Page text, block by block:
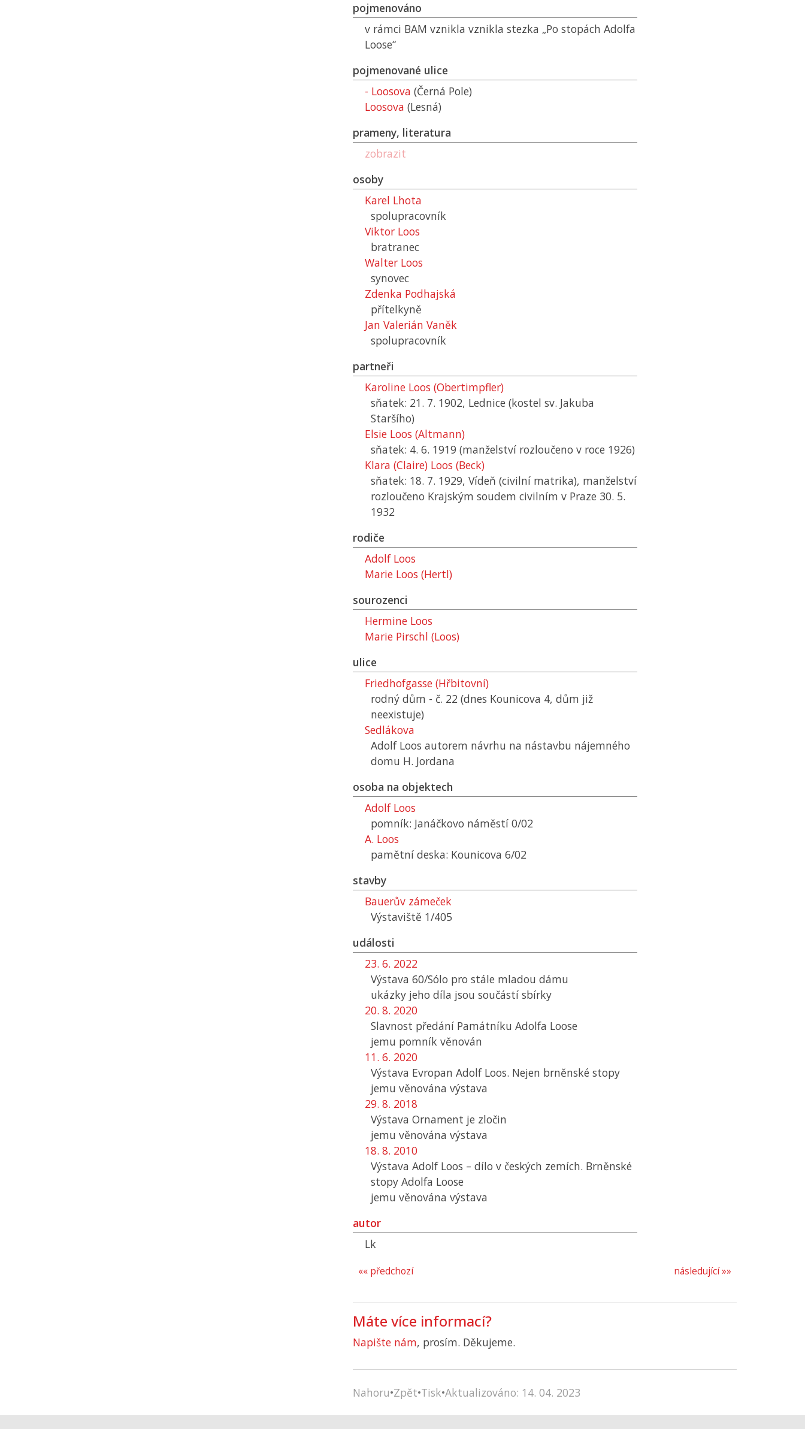
pojmenováno
v rámci BAM vznikla vznikla stezka „Po stopách Adolfa
Loose“
pojmenované ulice
- Loosova (Černá Pole)
Loosova (Lesná)
prameny, literatura
zobrazit
osoby
Karel Lhota
spolupracovník
Viktor Loos
bratranec
Walter Loos
synovec
Zdenka Podhajská
přítelkyně
Jan Valerián Vaněk
spolupracovník
partneři
Karoline Loos (Obertimpfler)
sňatek: 21. 7. 1902, Lednice (kostel sv. Jakuba
Staršího)
Elsie Loos (Altmann)
sňatek: 4. 6. 1919 (manželství rozloučeno v roce 1926)
Klara (Claire) Loos (Beck)
sňatek: 18. 7. 1929, Vídeň (civilní matrika), manželství
rozloučeno Krajským soudem civilním v Praze 30. 5.
1932
rodiče
Adolf Loos
Marie Loos (Hertl)
sourozenci
Hermine Loos
Marie Pirschl (Loos)
ulice
Friedhofgasse (Hřbitovní)
rodný dům - č. 22 (dnes Kounicova 4, dům již
neexistuje)
Sedlákova
Adolf Loos autorem návrhu na nástavbu nájemného
domu H. Jordana
osoba na objektech
Adolf Loos
pomník: Janáčkovo náměstí 0/02
A. Loos
pamětní deska: Kounicova 6/02
stavby
Bauerův zámeček
Výstaviště 1/405
události
23. 6. 2022
Výstava 60/Sólo pro stále mladou dámu
ukázky jeho díla jsou součástí sbírky
20. 8. 2020
Slavnost předání Památníku Adolfa Loose
jemu pomník věnován
11. 6. 2020
Výstava Evropan Adolf Loos. Nejen brněnské stopy
jemu věnována výstava
29. 8. 2018
Výstava Ornament je zločin
jemu věnována výstava
18. 8. 2010
Výstava Adolf Loos – dílo v českých zemích. Brněnské
stopy Adolfa Loose
jemu věnována výstava
autor
Lk
následující »»
«« předchozí
Máte více informací?
Napište nám, prosím. Děkujeme.
Nahoru•Zpět•Tisk•Aktualizováno: 14. 04. 2023